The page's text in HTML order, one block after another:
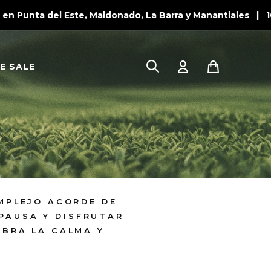
del Este, Maldonado, La Barra y Manantiales
SALE
ACORDE DE
Y DISFRUTAR
LA CALMA Y